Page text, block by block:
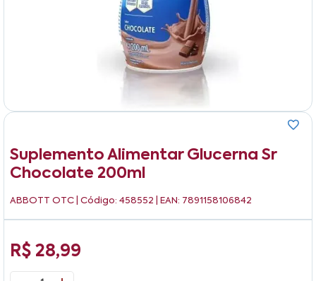
Suplemento Alimentar Glucerna Sr
Chocolate 200ml
ABBOTT OTC | Código: 458552 | EAN: 7891158106842
R$ 28,99